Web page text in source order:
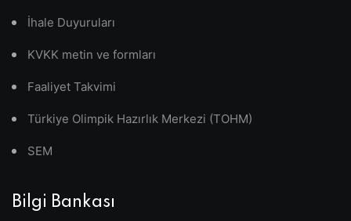
İhale Duyuruları
KVKK metin ve formları
Faaliyet Takvimi
Türkiye Olimpik Hazırlık Merkezi (TOHM)
SEM
Bilgi Bankası